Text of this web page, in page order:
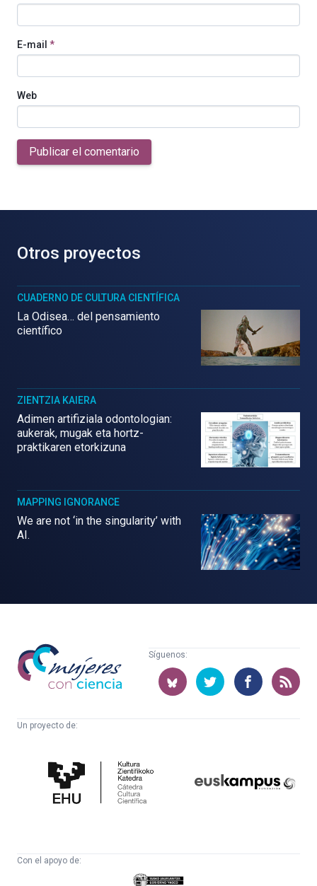
E-mail *
Web
Publicar el comentario
Otros proyectos
CUADERNO DE CULTURA CIENTÍFICA
La Odisea… del pensamiento
científico
ZIENTZIA KAIERA
Adimen artifiziala odontologian:
aukerak, mugak eta hortz-
praktikaren etorkizuna
MAPPING IGNORANCE
We are not ‘in the singularity’ with
AI.
Mujeres
con
ciencia
Síguenos:
Un proyecto de:
Cultura
Científica
Con el apoyo de:
Eusko